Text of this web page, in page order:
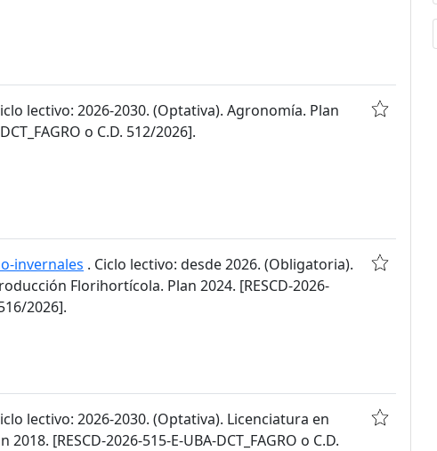
lectivo: 2026-2030. (Optativa). Agronomía. Plan
o C.D. 512/2026].
invernales . Ciclo lectivo: desde 2026. (Obligatoria).
Florihortícola. Plan 2024. [RESCD-2026-
2026].
lectivo: 2026-2030. (Optativa). Licenciatura en
[RESCD-2026-515-E-UBA-DCT_FAGRO o C.D.